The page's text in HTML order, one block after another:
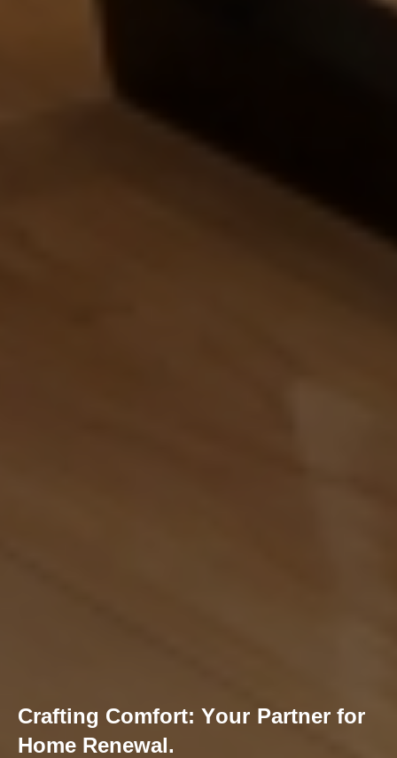
Crafting Comfort: Your Partner for
Home Renewal.